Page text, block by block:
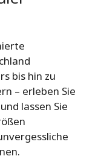
bis hin zu
– erleben Sie
lassen Sie